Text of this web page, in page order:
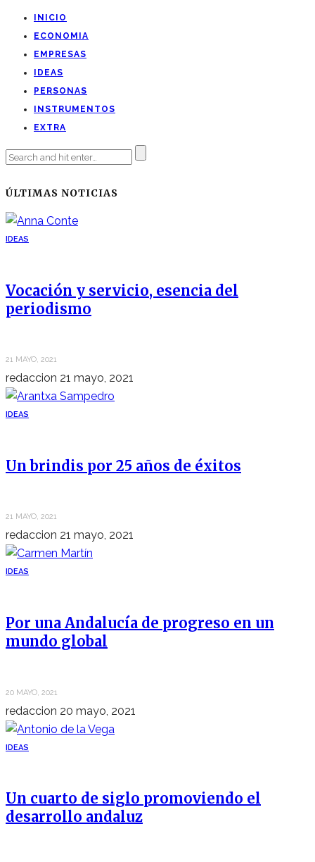
INICIO
ECONOMIA
EMPRESAS
IDEAS
PERSONAS
INSTRUMENTOS
EXTRA
ÚLTIMAS NOTICIAS
IDEAS
Vocación y servicio, esencia del
periodismo
21 MAYO, 2021
redaccion 21 mayo, 2021
IDEAS
Un brindis por 25 años de éxitos
21 MAYO, 2021
redaccion 21 mayo, 2021
IDEAS
Por una Andalucía de progreso en un
mundo global
20 MAYO, 2021
redaccion 20 mayo, 2021
IDEAS
Un cuarto de siglo promoviendo el
desarrollo andaluz